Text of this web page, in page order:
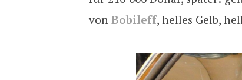
von Bobileff, helles Gelb,